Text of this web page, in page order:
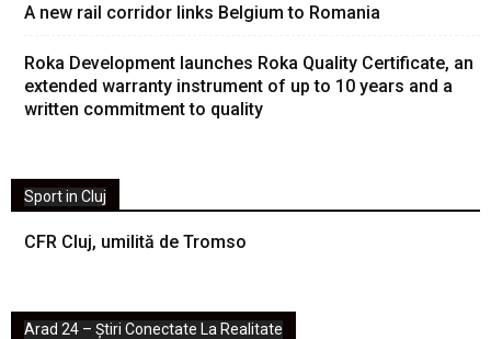
A new rail corridor links Belgium to Romania
Roka Development launches Roka Quality Certificate, an
extended warranty instrument of up to 10 years and a
written commitment to quality
Sport in Cluj
CFR Cluj, umilită de Tromso
Arad 24 – Știri Conectate La Realitate